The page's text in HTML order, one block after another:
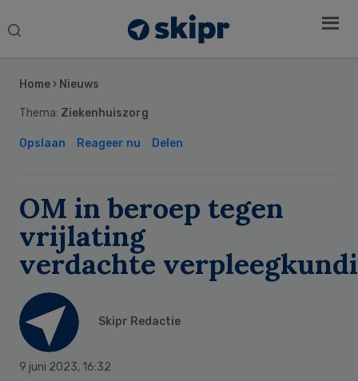
Search
Home › Nieuws
Thema: Ziekenhuiszorg
Opslaan Reageer nu Delen
OM in beroep tegen
vrijlating
verdachte
Skipr Redactie
9 juni 2023, 16:32
Sidebar